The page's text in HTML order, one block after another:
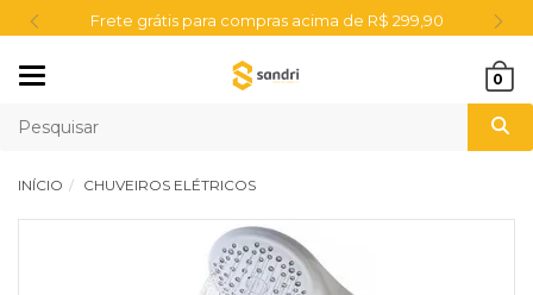
Frete grátis para compras acima de R$ 299,90
0
INÍCIO CHUVEIROS ELÉTRICOS